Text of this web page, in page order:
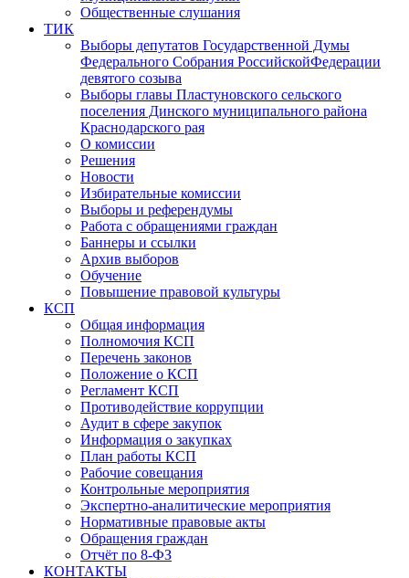
Общественные слушания
ТИК
Выборы депутатов Государственной Думы
Федерального Собрания РоссийскойФедерации
девятого созыва
Выборы главы Пластуновского сельского
поселения Динского муниципального района
Краснодарского рая
О комиссии
Решения
Новости
Избирательные комиссии
Выборы и референдумы
Работа с обращениями граждан
Баннеры и ссылки
Архив выборов
Обучение
Повышение правовой культуры
КСП
Общая информация
Полномочия КСП
Перечень законов
Положение о КСП
Регламент КСП
Противодействие коррупции
Аудит в сфере закупок
Информация о закупках
План работы КСП
Рабочие совещания
Контрольные мероприятия
Экспертно-аналитические мероприятия
Нормативные правовые акты
Обращения граждан
Отчёт по 8-ФЗ
КОНТАКТЫ